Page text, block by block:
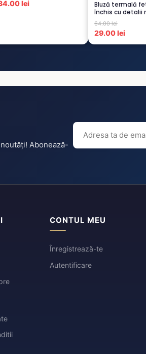
lei
Bluză termală
închis cu detalii
pu...
64.00 lei
29.00 lei
Abonează-
CONTUL MEU
Înregistrează-te
Autentificare